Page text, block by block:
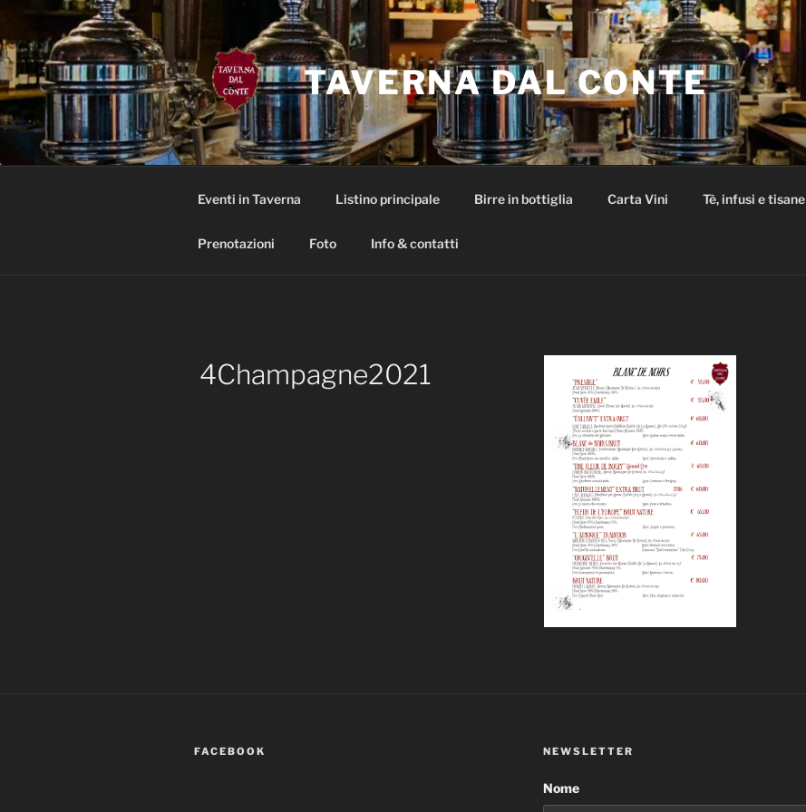
contenuto
TAVERNA DAL CONTE
Eventi in Taverna Listino principale Birre in bottiglia Carta Vini Tè, infusi e tisane
Prenotazioni Foto Info & contatti
4Champagne2021
FACEBOOK NEWSLETTER
Nome